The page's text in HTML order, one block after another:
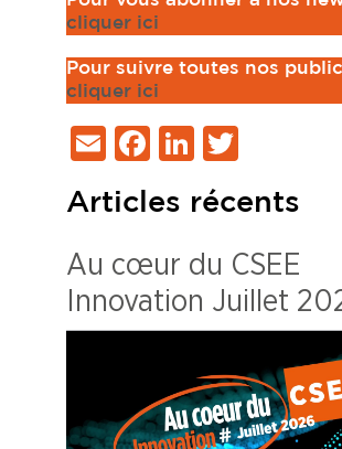
cliquer ici
Pour suivre toutes nos
cliquer ici
EmailFacebook
LinkedIn
Articles récents
Au cœur du CSEE
Innovation Juillet